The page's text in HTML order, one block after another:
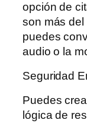
opción de
son más del
puedes
audio o la
Seguridad
Puedes
lógica de